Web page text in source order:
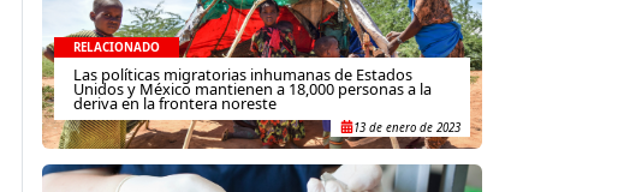
RELACIONADO
Las políticas migratorias inhumanas de Estados
Unidos y México mantienen a 18,000 personas a la
deriva en la frontera noreste
13 de enero de 2023